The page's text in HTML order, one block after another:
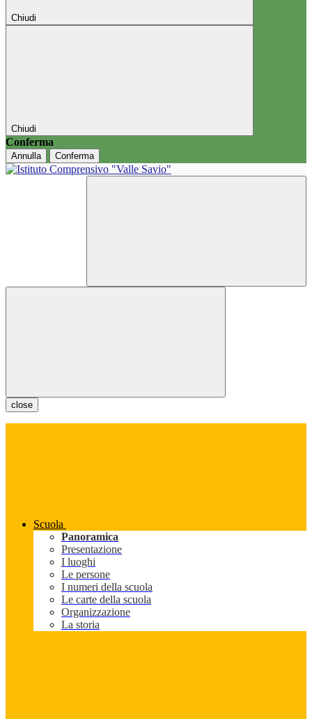
Chiudi
Chiudi
Conferma
Annulla Conferma
close
Scuola
Panoramica
Presentazione
I luoghi
Le persone
I numeri della scuola
Le carte della scuola
Organizzazione
La storia